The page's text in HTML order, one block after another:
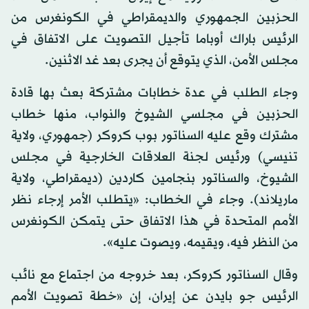
الحزبين الجمهوري والديمقراطي في الكونغرس من
الرئيس باراك أوباما تأجيل التصويت على الاتفاق في
مجلس الأمن، الذي يتوقع أن يجرى بعد غد الاثنين.
وجاء الطلب في عدة خطابات مشتركة بعث بها قادة
الحزبين في مجلسي الشيوخ والنواب، منها خطاب
مشترك وقع عليه السناتور بوب كروكر (جمهوري، ولاية
تنيسي) ورئيس لجنة العلاقات الخارجية في مجلس
الشيوخ، والسناتور بنجامين كاردين (ديمقراطي، ولاية
ماريلاند). وجاء في الخطاب: «يتطلب الأمر إرجاء نظر
الأمم المتحدة في هذا الاتفاق حتى يتمكن الكونغرس
من النظر فيه، ويقيمه، ويصوت عليه».
وقال السناتور كروكر، بعد خروجه من اجتماع مع نائب
الرئيس جو بايدن عن إيران، إن «خطة تصويت الأمم